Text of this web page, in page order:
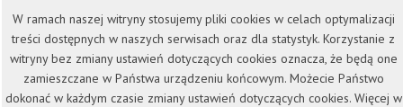
Kontakt Biblioteka
Wydawnictwo
Wirtualna Uczelnia
W ramach naszej witryny stosujemy pliki cookies w celach optymalizacji
treści dostępnych w naszych serwisach oraz dla statystyk. Korzystanie z
witryny bez zmiany ustawień dotyczących cookies oznacza, że będą one
zamieszczane w Państwa urządzeniu końcowym. Możecie Państwo
dokonać w każdym czasie zmiany ustawień dotyczących cookies. Więcej w